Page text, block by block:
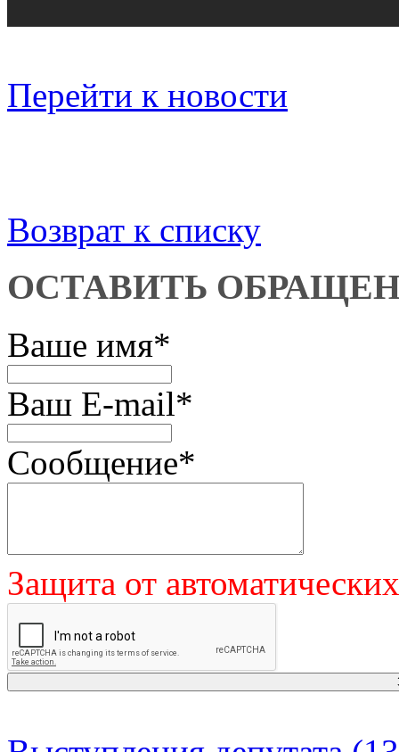
Перейти к новости
Возврат к списку
ОСТАВИТЬ
Ваше имя*
Ваш E-mail*
Сообщение*
Защита от